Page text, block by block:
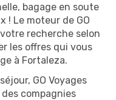
bagage en soute
! Le moteur de GO
recherche selon
les offres qui vous
à Fortaleza.
GO Voyages
compagnies